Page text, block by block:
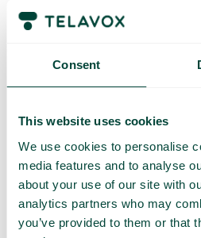
Consent
This website uses cookies
We use cookies to personalise
media features and to analyse
about your use of our site with
analytics partners who may
you’ve provided to them or that
Zone 6
Thailand